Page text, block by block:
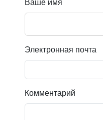
Ваше имя
Электронная почта
Комментарий